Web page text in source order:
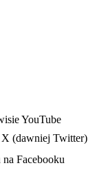
YouTube
X (dawniej Twitter)
Facebooku